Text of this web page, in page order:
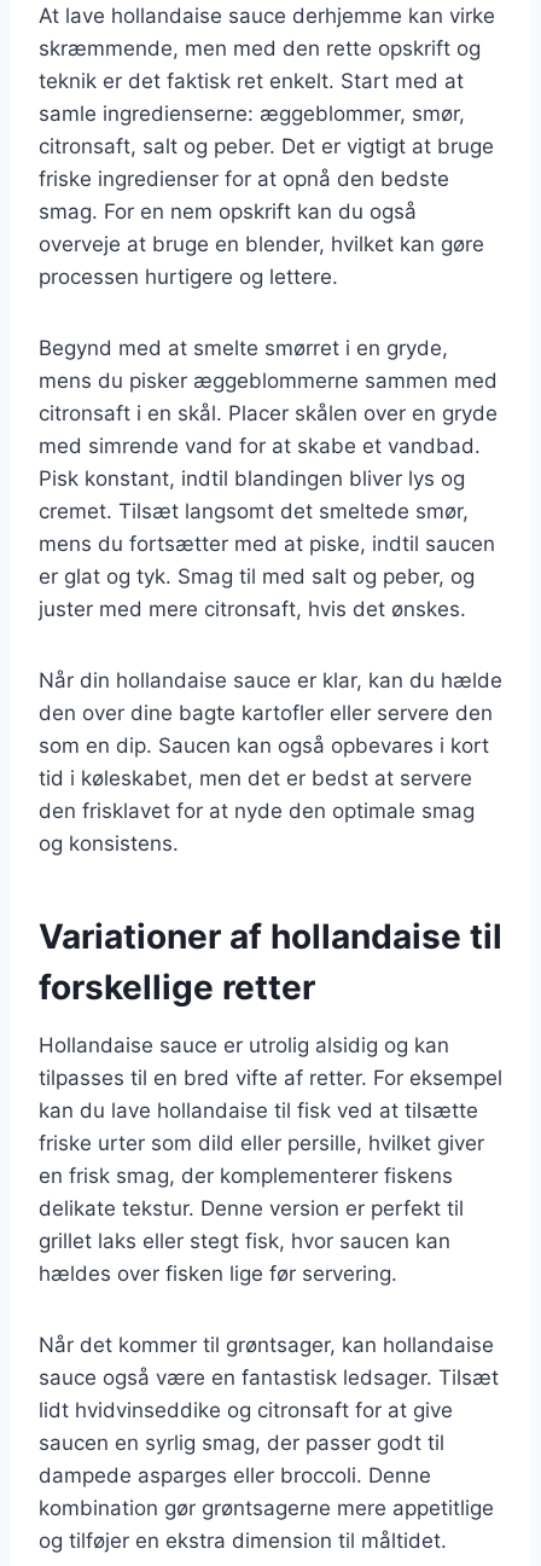
At lave hollandaise sauce derhjemme kan virke
skræmmende, men med den rette opskrift og
teknik er det faktisk ret enkelt. Start med at
samle ingredienserne: æggeblommer, smør,
citronsaft, salt og peber. Det er vigtigt at bruge
friske ingredienser for at opnå den bedste
smag. For en nem opskrift kan du også
overveje at bruge en blender, hvilket kan gøre
processen hurtigere og lettere.
Begynd med at smelte smørret i en gryde,
mens du pisker æggeblommerne sammen med
citronsaft i en skål. Placer skålen over en gryde
med simrende vand for at skabe et vandbad.
Pisk konstant, indtil blandingen bliver lys og
cremet. Tilsæt langsomt det smeltede smør,
mens du fortsætter med at piske, indtil saucen
er glat og tyk. Smag til med salt og peber, og
juster med mere citronsaft, hvis det ønskes.
Når din hollandaise sauce er klar, kan du hælde
den over dine bagte kartofler eller servere den
som en dip. Saucen kan også opbevares i kort
tid i køleskabet, men det er bedst at servere
den frisklavet for at nyde den optimale smag
og konsistens.
Variationer af hollandaise til
forskellige retter
Hollandaise sauce er utrolig alsidig og kan
tilpasses til en bred vifte af retter. For eksempel
kan du lave hollandaise til fisk ved at tilsætte
friske urter som dild eller persille, hvilket giver
en frisk smag, der komplementerer fiskens
delikate tekstur. Denne version er perfekt til
grillet laks eller stegt fisk, hvor saucen kan
hældes over fisken lige før servering.
Når det kommer til grøntsager, kan hollandaise
sauce også være en fantastisk ledsager. Tilsæt
lidt hvidvinseddike og citronsaft for at give
saucen en syrlig smag, der passer godt til
dampede asparges eller broccoli. Denne
kombination gør grøntsagerne mere appetitlige
og tilføjer en ekstra dimension til måltidet.